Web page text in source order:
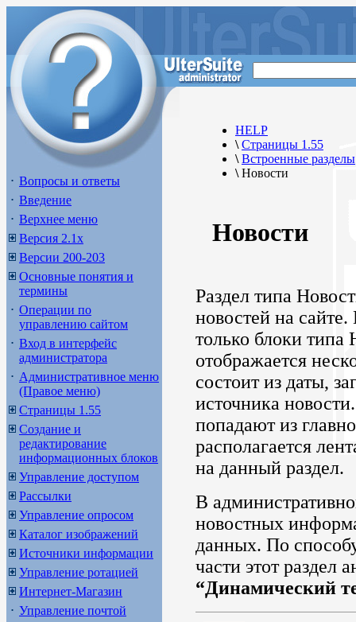
Вопросы и ответы
Введение
Верхнее меню
Версия 2.1х
Версии 200-203
Основные понятия и
термины
Операции по
управлению сайтом
Вход в интерфейс
администратора
Административное меню
(Правое меню)
Страницы 1.55
Создание и
редактирование
информационных блоков
Управление доступом
Рассылки
Управление опросом
Каталог изображений
Источники информации
Управление ротацией
Интернет-Магазин
Управление почтой
HELP
\Страницы 1.55
\Встроенные разделы
\Новости
Новости
Раздел типа
новостей на
только блоки типа
отображается
состоит из даты,
источника
попадают из
располагается
на данный раздел.
В
новостных
данных. По
части этот раздел
“Динамический